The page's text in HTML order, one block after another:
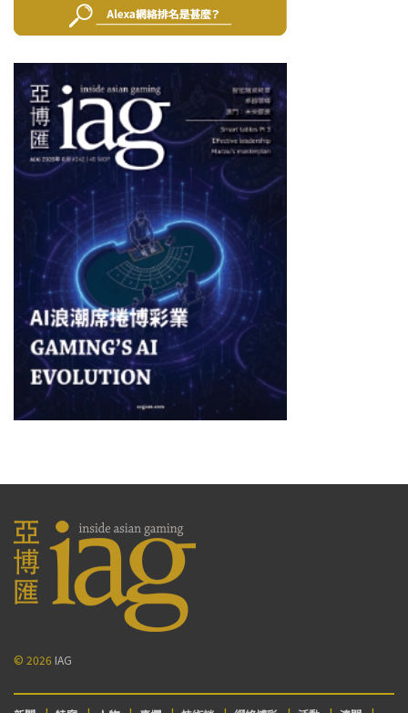
© 2026 IAG